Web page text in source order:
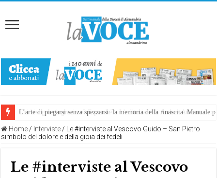
L’arte di piegarsi senza spezzarsi: la memoria della rinascita.
Home / Interviste /
Le #interviste al Vescovo Guido – San Pietro
simbolo del dolore e della gioia dei fedeli
Le #interviste al Vescovo